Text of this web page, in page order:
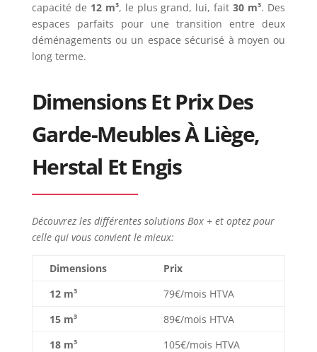
capacité de 12 m³, le plus grand, lui, fait30 m³. Des
espaces parfaits pour une transition entre deux
déménagements ou un espace sécurisé à moyen ou
long terme.
Dimensions Et Prix Des
Garde-Meubles À Liège,
Herstal Et Engis
Découvrez les différentes solutions Box + et optez pour
celle qui vous convient le mieux:
Dimensions
Prix
12 m³
79€/mois HTVA
15 m³
89€/mois HTVA
18 m³
105€/mois HTVA